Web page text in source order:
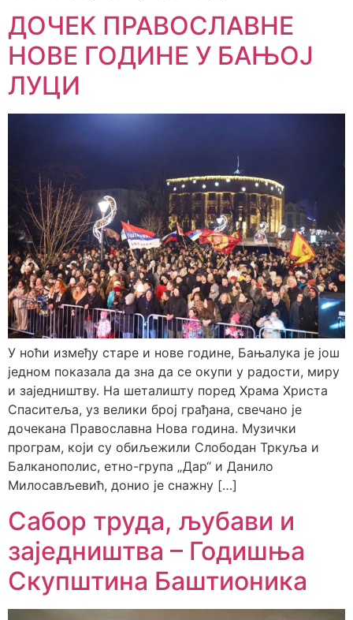
ДОЧЕК ПРАВОСЛАВНЕ
НОВЕ ГОДИНЕ У БАЊОЈ
ЛУЦИ
У ноћи између старе и нове године, Бањалука је још
једном показала да зна да се окупи у радости, миру
и заједништву. На шеталишту поред Храма Христа
Спаситеља, уз велики број грађана, свечано је
дочекана Православна Нова година. Музички
програм, који су обиљежили Слободан Тркуља и
Балканополис, етно-група „Дар“ и Данило
Милосављевић, донио је снажну […]
Сабор труда, љубави и
заједништва – Годишња
Скупштина Баштионика